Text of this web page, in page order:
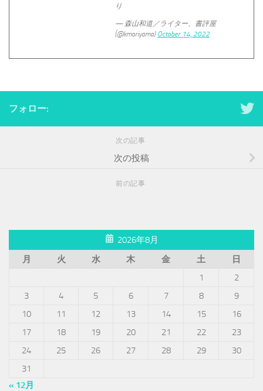
り
— 森山和道／ライター、書評屋
(@kmoriyama) October 14, 2022
フォロー:
次の記事
次の投稿
前の記事
2026年8月
月
火 水 木 金 土
日
1
2
3
4 5 6 7 8
9
10
11 12 13 14 15
16
17
18 19 20 21 22
23
24
25 26 27 28 29
30
31
« 12月